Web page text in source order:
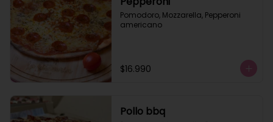
Pomodoro, Mozzarella, Pepperoni
americano
$16.990
Pollo bbq